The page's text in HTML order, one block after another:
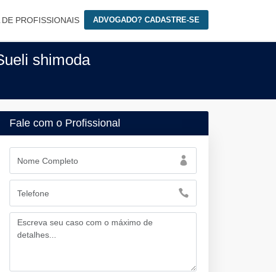
DE PROFISSIONAIS ADVOGADO? CADASTRE-SE
shimoda
Fale com o Profissional